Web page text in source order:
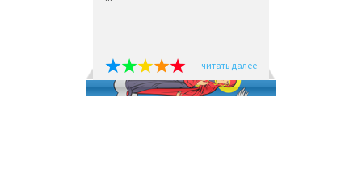
читать далее